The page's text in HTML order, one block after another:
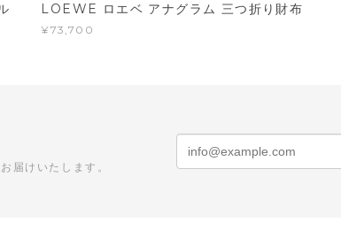
LOEWE ロエベ アナグラム 三つ折り財布
¥73,700
届けいたします。